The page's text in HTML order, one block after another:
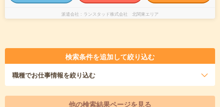
派遣会社 ランスタッド株式会社 北関東エリア
検索条件を追加して絞り込む
職種でお仕事情報を絞り込む
他の検索結果ページを見る